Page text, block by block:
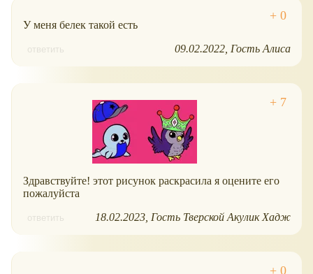
У меня белек такой есть
ответить 09.02.2022 Гость Алиса
Здравствуйте! этот рисунок раскрасила я оцените его
пожалуйста
ответить 18.02.2023 Гость Тверской Акулик Хадж